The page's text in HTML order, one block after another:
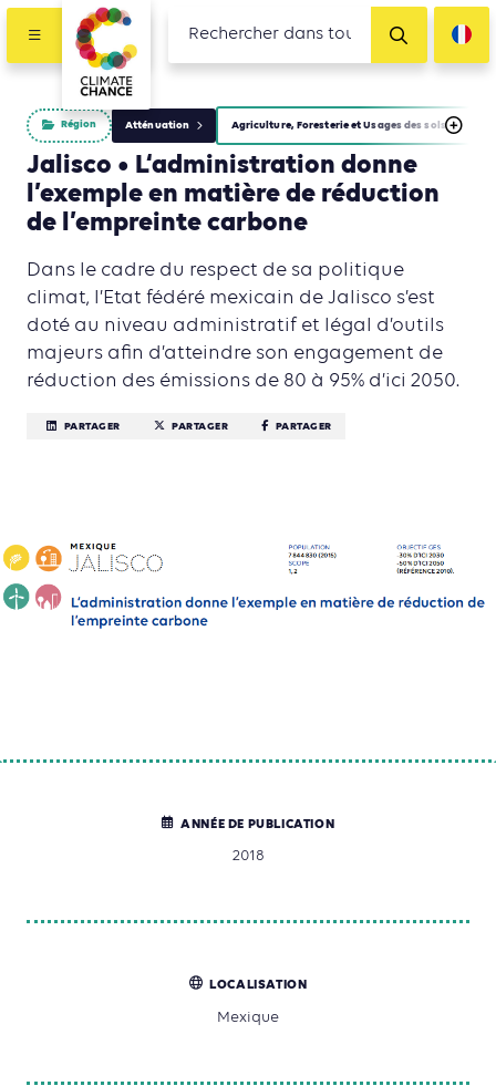
Région Atténuation Agriculture, Foresterie et Usages des sols
Jalisco • L‘administration donne
l’exemple en matière de réduction
de l’empreinte carbone
Dans le cadre du respect de sa politique
climat, l’Etat fédéré mexicain de Jalisco s’est
doté au niveau administratif et légal d’outils
majeurs afin d’atteindre son engagement de
réduction des émissions de 80 à 95% d’ici 2050.
PARTAGER PARTAGER PARTAGER
ANNÉE DE PUBLICATION
2018
LOCALISATION
Mexique